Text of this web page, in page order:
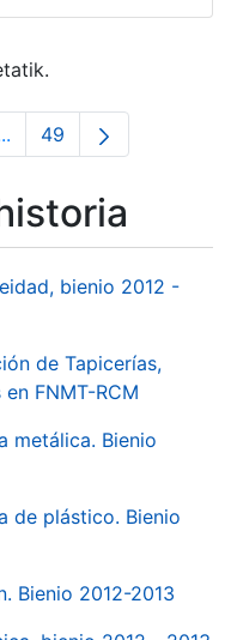
Intermediate Pages Use
Orrialdea
49
bienio 2012 -
de Tapicerías,
FNMT-RCM
metálica. Bienio
de plástico. Bienio
Bienio 2012-2013